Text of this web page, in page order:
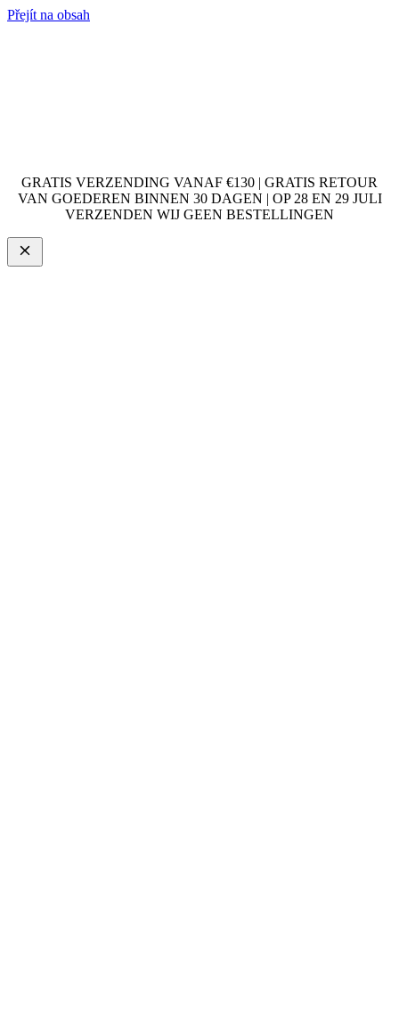
Přejít na obsah
GRATIS VERZENDING VANAF €130 | GRATIS RETOUR
VAN GOEDEREN BINNEN 30 DAGEN | OP 28 EN 29 JULI
VERZENDEN WIJ GEEN BESTELLINGEN